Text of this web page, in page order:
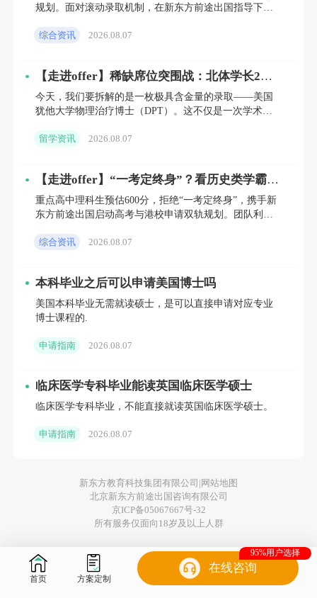
上海总部：录用30人中，三分之一为留学生，以牛津、
业生占主导。
浙江省：140名录用者中10%有留学背景，英国毕业生
占主导。
江苏省：
179人中有11名留学生，主要来自英联邦或港
澳名校等。
85人中10人具留学背景，香港、新加坡院校
规划。面对滚动录取机制，在新东方前途出国指导下前
设，弥
综合资讯 2026.08.07
【走进offer】稀缺席位突围战：北体学长2年
长线规划，逆势拿下全美仅招个位数的DPT博
士！
今天，我们要拆解的是一枚极具含金量的录取——美国
犹他大学物理治疗博士（DPT）。这不仅是一次学术能
美胜利。
留学资讯 2026.08.07
【走进offer】“一考定终身”？看历史类学霸如
何横跨内地与港校，斩获40万+全额奖学金！
重点高中理科生预估600分，拒绝“一考定终身”，携手新
东方前途出国启动高考与港校申请双轨规划。团队利用
步化解备考
综合资讯 2026.08.07
本科毕业之后可以申请美国博士吗
美国本科毕业无需就读硕士，是可以直接申请对应专业
博士课程的.
申请指南 2026.08.07
临床医学专科毕业能读英国临床医学硕士
临床医学专科毕业，不能直接就读英国临床医学硕士。
申请指南 2026.08.07
新东方教育科技集团有限公司| 网站地图
北京新东方前途出国咨询有限公司
京ICP备05067667号-32
所有服务仅面向18岁及以上人群
首页 方案定制
在线咨询
95%用户选择